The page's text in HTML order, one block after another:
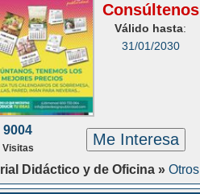
Consúltenos
Válido hasta:
31/01/2030
9004
Visitas Me Interesa
Didáctico y de Oficina » Otros